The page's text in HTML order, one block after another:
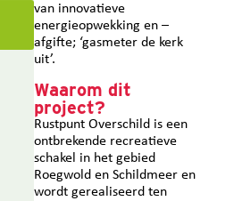
van innovatieve
energieopwekking en –
afgifte; ‘gasmeter de kerk
uit’.
Waarom dit
project?
Rustpunt Overschild is een
ontbrekende recreatieve
schakel in het gebied
Roegwold en Schildmeer en
wordt gerealiseerd ten